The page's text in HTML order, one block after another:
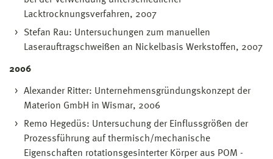
Lacktrocknungsverfahren, 2007
Stefan Rau: Untersuchungen zum manuellen
Laserauftragschweißen an Nickelbasis Werkstoffen, 2007
2006
Alexander Ritter: Unternehmensgründungskonzept der
Materion GmbH in Wismar, 2006
Remo Hegedüs: Untersuchung der Einflussgrößen der
Prozessführung auf thermisch/mechanische
Eigenschaften rotationsgesinterter Körper aus POM -